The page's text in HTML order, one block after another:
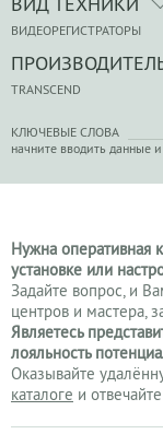
ВИДЕОРЕГИСТРАТОРЫ
TRANSCEND
КЛЮЧЕВЫЕ СЛОВА
начните вводить данные
Нужна оперативная
установке или
Задайте вопрос, и
центров и мастера,
Являетесь
лояльность
Оказывайте
каталоге и